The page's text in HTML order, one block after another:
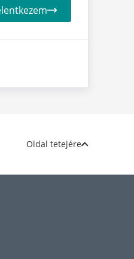
Oldal tetejére